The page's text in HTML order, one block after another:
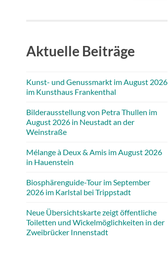
Aktuelle Beiträge
Kunst- und Genussmarkt im August 2026
im Kunsthaus Frankenthal
Bilderausstellung von Petra Thullen im
August 2026 in Neustadt an der
Weinstraße
Mélange à Deux & Amis im August 2026
in Hauenstein
Biosphärenguide-Tour im September
2026 im Karlstal bei Trippstadt
Neue Übersichtskarte zeigt öffentliche
Toiletten und Wickelmöglichkeiten in der
Zweibrücker Innenstadt